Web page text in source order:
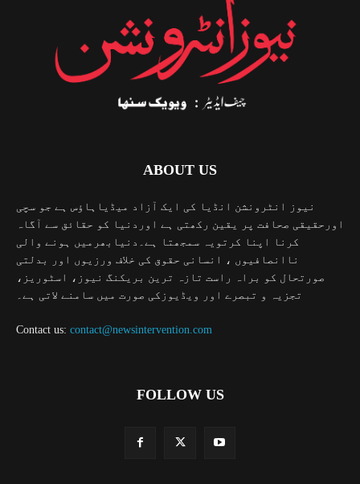
ABOUT US
نیوز انٹرونشن انڈیا کی ایک آزاد میڈیاہاؤس ہے جو سچی
اورحقیقی صحافت پر یقین رکھتی ہے اوردنیا کو حقائق سے آگاہ
کرنا اپنا کرتویہ سمجھتا ہے۔دنیابھرمیں ہونے والی
ناانصافیوں ، انسانی حقوق کی خلاف ورزیوں اور بدلتی
صورتحال کو براہ راست تازہ ترین بریکنگ نیوز، اسٹوریز،
تجزیہ و تبصرے اور ویڈیوزکی صورت میں سامنے لاتی ہے۔
Contact us: contact@newsintervention.com
FOLLOW US